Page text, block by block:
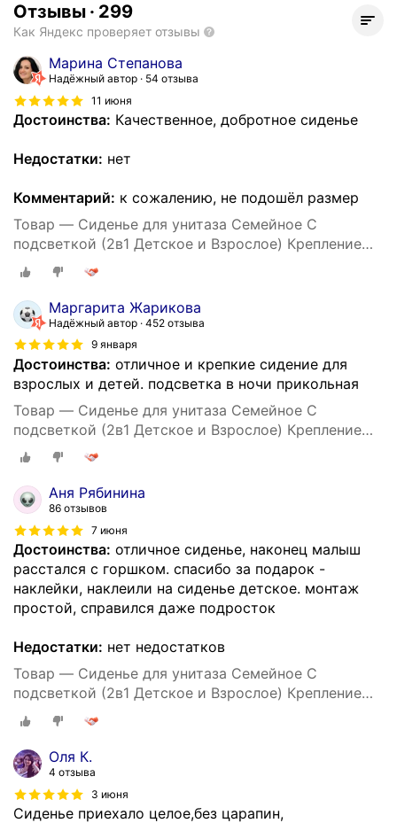
Отзывы · 299
Как Яндекс проверяет отзывы
Марина Степанова
Надёжный автор
54 отзыва
11 июня
Достоинства: Качественное, добротное сиденье
Недостатки: нет
Комментарий: к сожалению, не подошёл размер
Товар — Сиденье для унитаза Семейное С
подсветкой (2в1 Детское и Взрослое) Крепление
158 мм, Длинна 408 мм, Ширина 362 мм -Уклад
Маргарита Жарикова
Надёжный автор 452 отзыва
9 января
Достоинства: отличное и крепкие сидение для
взрослых и детей. подсветка в ночи прикольная
Товар — Сиденье для унитаза Семейное С
подсветкой (2в1 Детское и Взрослое) Крепление
158 мм, Длинна 408 мм, Ширина 362 мм -Уклад
Аня Рябинина
86 отзывов
7 июня
Достоинства: отличное сиденье, наконец малыш
расстался с горшком. спасибо за подарок -
наклейки, наклеили на сиденье детское. монтаж
простой, справился даже подросток
Недостатки: нет недостатков
Товар — Сиденье для унитаза Семейное С
подсветкой (2в1 Детское и Взрослое) Крепление
158 мм, Длинна 408 мм, Ширина 362 мм -Уклад
Оля К.
4 отзыва
3 июня
Сиденье приехало целое,без царапин,